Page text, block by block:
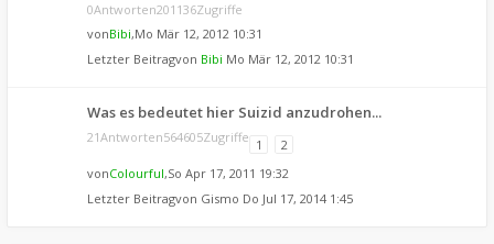
0Antworten201136Zugriffe
vonBibi,Mo Mär 12, 2012 10:31
Letzter Beitragvon Bibi Mo Mär 12, 2012 10:31
Was es bedeutet hier Suizid anzudrohen...
21Antworten564605Zugriffe 1
2
vonColourful,So Apr 17, 2011 19:32
Letzter Beitragvon Gismo Do Jul 17, 2014 1:45